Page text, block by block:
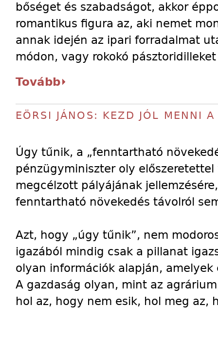
bőséget és szabadságot, akkor
romantikus figura az, aki nemet
annak idején az ipari forradalmat
módon, vagy rokokó
Tovább
EÖRSI JÁNOS: KEZD JÓL MENNI
Úgy tűnik, a „fenntartható
pénzügyminiszter oly
megcélzott pályájának
fenntartható növekedés távolról
Azt, hogy „úgy tűnik”, nem
igazából mindig csak a pillanat
olyan információk alapján,
A gazdaság olyan, mint az
hol az, hogy nem esik, hol meg az,